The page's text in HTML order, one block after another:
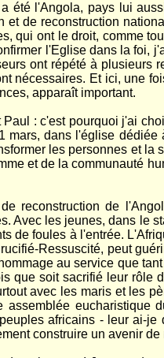
été l'Angola, pays lui
de reconstruction
qui ont le droit, comme
l'Eglise dans la foi,
ont répété à
nécessaires. Et ici, une
apparaît important.
: c'est pourquoi j'ai
mars, dans l'église
les personnes et
et de la communauté
reconstruction de
Avec les jeunes, dans le
de foules à l'entrée.
Ressuscité, peut
au service que
que soit sacrifié leur
avec les maris et les
africains - leur ai-
construire un avenir